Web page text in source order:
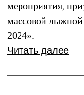
мероприятия,
массовой
2024».
Читать далее